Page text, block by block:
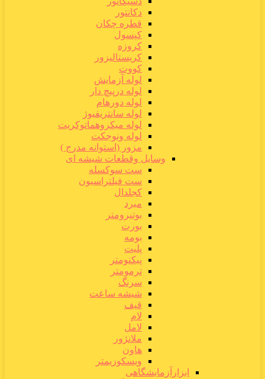
دکانتور
قطره چکان
کپسول
کروزه
کریستالیزور
کووت
لوله آزمایش
لوله درپیچ دار
لوله دورهام
لوله سانتریفیوژ
لوله میکروهماتوکریت
لوله ونوجکت
مزور (استوانه مدرج )
وسایل وقطعات شیشه ای
ست سوکسله
ست فیلتراسیون
کجلدال
مبرد
بوتیرومتر
بورت
بومه
پلیت
پیکنومتر
ترمومتر
سرنگ
شیشه ساعت
قیف
لام
لامل
ملانژور
هاون
ویسکوزیمتر
ابزارآزمایشگاهی